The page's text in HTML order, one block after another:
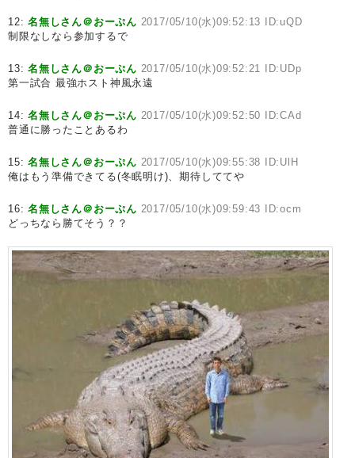
12:名無しさん＠おーぷん 2017/05/10(水)09:52:13 ID:uQD
制限なしなら参加するで
13:名無しさん＠おーぷん 2017/05/10(水)09:52:21 ID:UDp
第一試合 最強ホスト神風永遠
14:名無しさん＠おーぷん 2017/05/10(水)09:52:50 ID:CAd
普通に勝ったことあるわ
15:名無しさん＠おーぷん 2017/05/10(水)09:55:38 ID:UlH
俺はもう準備できてる(冬眠明け)、期待しててや
16:名無しさん＠おーぷん 2017/05/10(水)09:59:43 ID:ocm
どっちなら勝てそう？？